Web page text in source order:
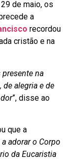
de maio, os
a
recordou
cristão e na
na
de alegria e de
”, disse ao
que a
adorar o Corpo
da Eucaristia